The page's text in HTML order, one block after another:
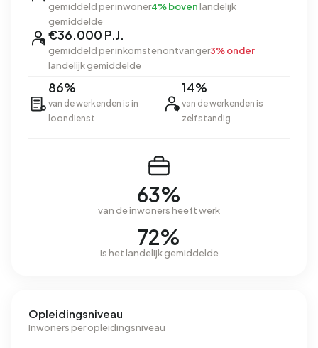
gemiddeld per inwoner4% bovenlandelijk
gemiddelde
€36.000 P.J.
gemiddeld per inkomstenontvanger3% onder
landelijk gemiddelde
86%
van de werkenden is in
loondienst
14%
van de werkenden is
zelfstandig
63%
van de inwoners heeft werk
72%
is het landelijk gemiddelde
Opleidingsniveau
Inwoners per opleidingsniveau